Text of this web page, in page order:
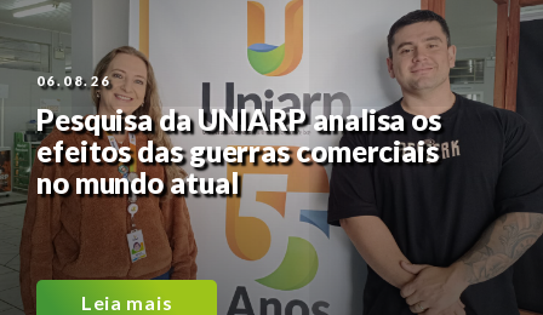
Pesquisa da UNIARP analisa os
efeitos das guerras comerciais
no mundo atual
Leia mais
06.08.26